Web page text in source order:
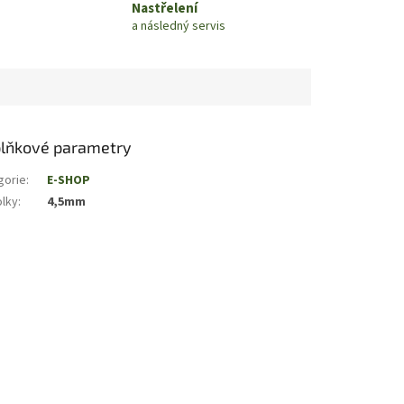
Nastřelení
a následný servis
parametry
:
E-SHOP
: 4,5mm